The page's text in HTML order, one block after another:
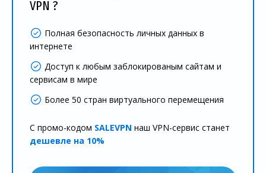
VPN ?
Полная безопасность личных данных в
интернете
Доступ к любым заблокированым сайтам и
сервисам в мире
Более 50 стран виртуального перемещения
С промо-кодом SALEVPN наш VPN-сервис станет
дешевле на 10%